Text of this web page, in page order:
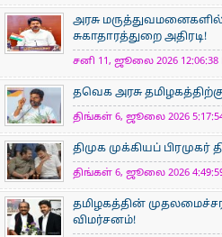
அரசு
சுகாதாரத்துறை அதிரடி!
சனி 11, ஜூலை 2026 12:06:38
தவெக அரசு
திங்கள் 6, ஜூலை 2026 5:17:54
திமுக முக்கியப்
திங்கள் 6, ஜூலை 2026 4:49:59
தமிழகத்தின்
விமர்சனம்!